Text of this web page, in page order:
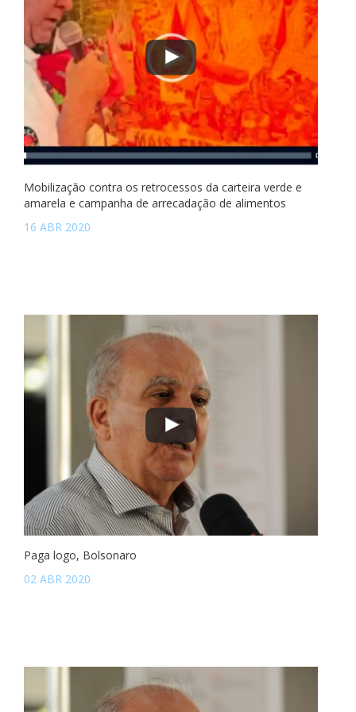
Mobilização contra os retrocessos da carteira verde e
amarela e campanha de arrecadação de alimentos
16 ABR 2020
Paga logo, Bolsonaro
02 ABR 2020